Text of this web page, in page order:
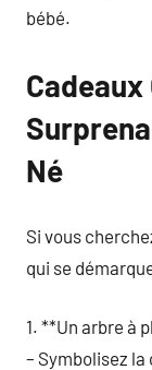
bébé.
Né
Si vous
qui se
1. **Un arbre à
– Symbolisez